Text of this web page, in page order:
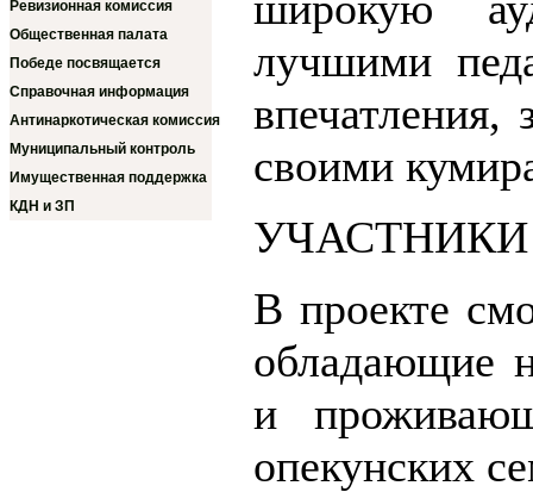
Ревизионная комиссия
Общественная палата
Победе посвящается
Справочная информация
Антинаркотическая комиссия
Муниципальный контроль
Имущественная поддержка
КДН и ЗП
лучшими
впечатления,
своими
В проекте
обладающие
и
опекунских